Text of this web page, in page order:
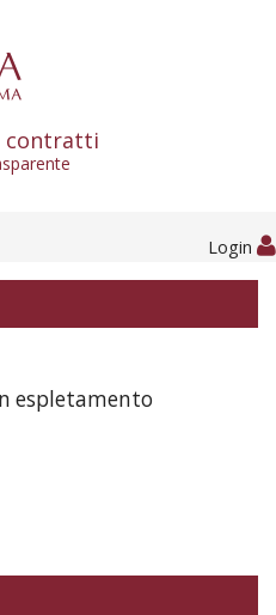
contratti
Login
espletamento